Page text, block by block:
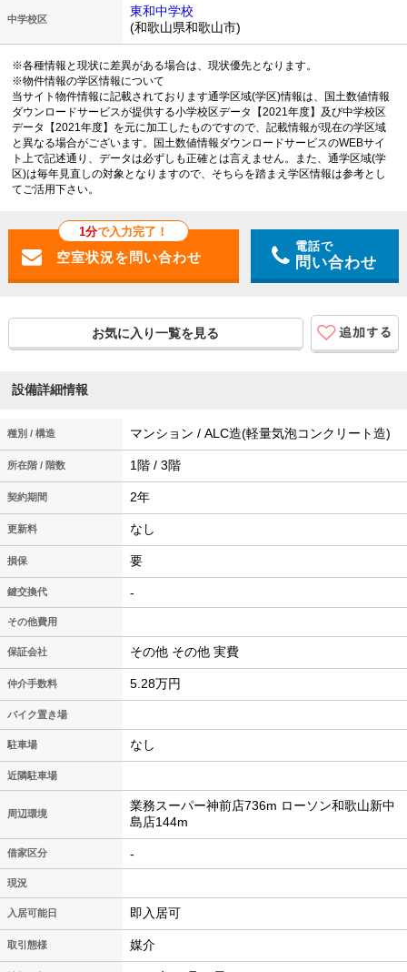
中学校区
東和中学校
(和歌山県和歌山市)
※各種情報と現状に差異がある場合は、現状優先となります。
※物件情報の学区情報について
当サイト物件情報に記載されております通学区域(学区)情報は、国土数値情報
ダウンロードサービスが提供する小学校区データ【2021年度】及び中学校区
データ【2021年度】を元に加工したものですので、記載情報が現在の学区域
と異なる場合がございます。国土数値情報ダウンロードサービスのWEBサイ
ト上で記述通り、データは必ずしも正確とは言えません。また、通学区域(学
区)は毎年見直しの対象となりますので、そちらを踏まえ学区情報は参考とし
てご活用下さい。
1分で入力完了！
電話で
問い合わせ
お気に入り一覧を見る
設備詳細情報
種別 / 構造 マンション / ALC造(軽量気泡コンクリート造)
所在階 / 階数 1階 / 3階
契約期間 2年
更新料 なし
損保 要
鍵交換代 -
その他費用
保証会社 その他 その他 実費
仲介手数料 5.28万円
バイク置き場
駐車場 なし
近隣駐車場
周辺環境
業務スーパー神前店736m ローソン和歌山新中
島店144m
借家区分 -
現況
入居可能日 即入居可
取引態様 媒介